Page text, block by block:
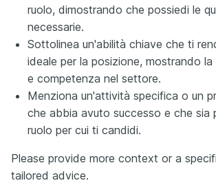
ruolo, dimostrando che possiedi le
necessarie.
Sottolinea un'abilità chiave che ti
ideale per la posizione, mostrando la
e competenza nel settore.
Menziona un'attività specifica o un
che abbia avuto successo e che sia
ruolo per cui ti candidi.
Please provide more context or a
tailored advice.